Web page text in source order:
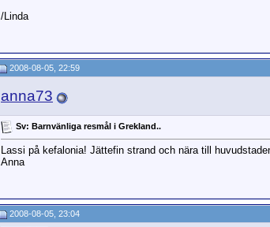
/Linda
2008-08-05, 22:59
anna73
Sv: Barnvänliga resmål i Grekland..
Lassi på kefalonia! Jättefin strand och nära till
Anna
2008-08-05, 23:04